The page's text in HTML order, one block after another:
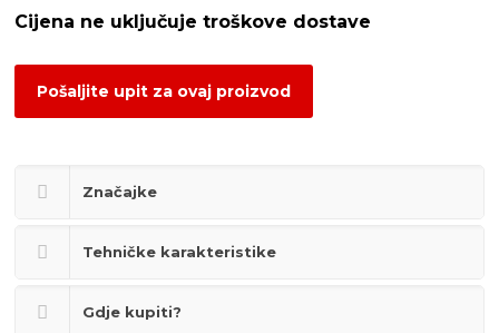
Pošaljite upit za ovaj proizvod
Značajke
Tehničke karakteristike
Gdje kupiti?